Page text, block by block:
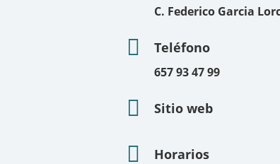
C. Federico Garcia
Teléfono
657 93 47 99
Sitio web
Horarios